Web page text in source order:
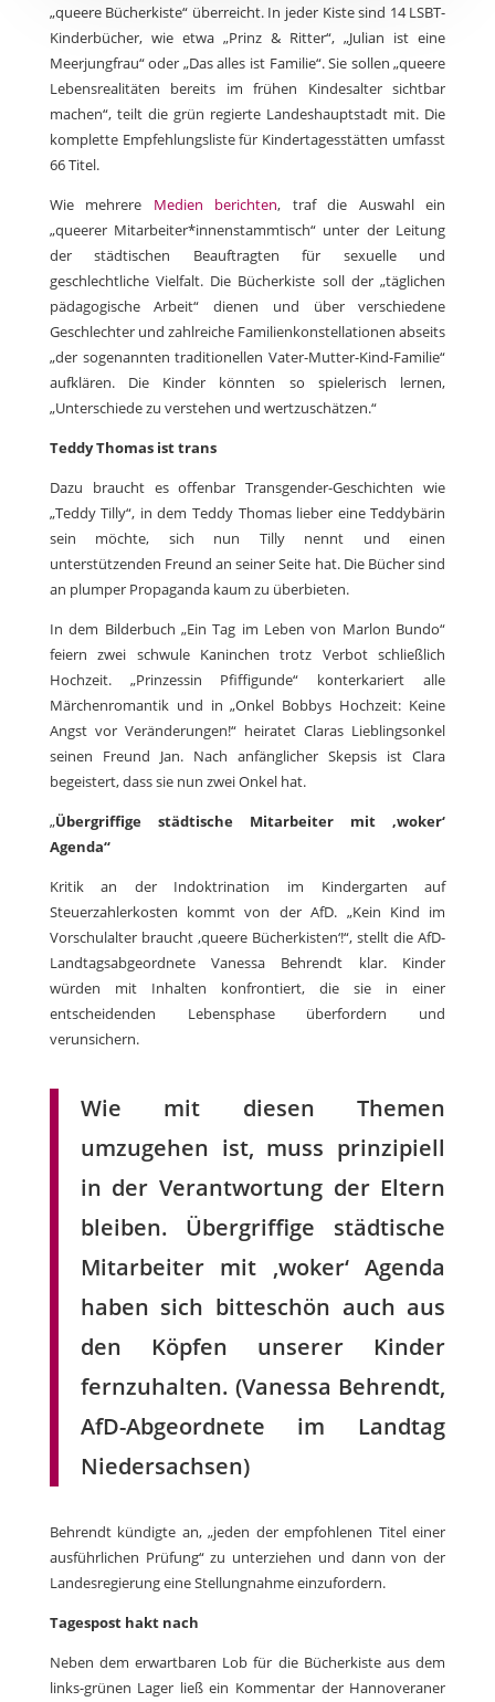
„queere Bücherkiste“ überreicht. In jeder Kiste sind 14 LSBT-
Kinderbücher, wie etwa „Prinz & Ritter“, „Julian ist eine
Meerjungfrau“ oder „Das alles ist Familie“. Sie sollen „queere
Lebensrealitäten bereits im frühen Kindesalter sichtbar
machen“, teilt die grün regierte Landeshauptstadt mit. Die
komplette Empfehlungsliste für Kindertagesstätten umfasst
66 Titel.
Wie mehrere Medien berichten, traf die Auswahl ein
„queerer Mitarbeiter*innenstammtisch“ unter der Leitung
der städtischen Beauftragten für sexuelle und
geschlechtliche Vielfalt. Die Bücherkiste soll der „täglichen
pädagogische Arbeit“ dienen und über verschiedene
Geschlechter und zahlreiche Familienkonstellationen abseits
„der sogenannten traditionellen Vater-Mutter-Kind-Familie“
aufklären. Die Kinder könnten so spielerisch lernen,
„Unterschiede zu verstehen und wertzuschätzen.“
Teddy Thomas ist trans
Dazu braucht es offenbar Transgender-Geschichten wie
„Teddy Tilly“, in dem Teddy Thomas lieber eine Teddybärin
sein möchte, sich nun Tilly nennt und einen
unterstützenden Freund an seiner Seite hat. Die Bücher sind
an plumper Propaganda kaum zu überbieten.
In dem Bilderbuch „Ein Tag im Leben von Marlon Bundo“
feiern zwei schwule Kaninchen trotz Verbot schließlich
Hochzeit. „Prinzessin Pfiffigunde“ konterkariert alle
Märchenromantik und in „Onkel Bobbys Hochzeit: Keine
Angst vor Veränderungen!“ heiratet Claras Lieblingsonkel
seinen Freund Jan. Nach anfänglicher Skepsis ist Clara
begeistert, dass sie nun zwei Onkel hat.
„Übergriffige städtische Mitarbeiter mit ‚woker‘
Agenda“
Kritik an der Indoktrination im Kindergarten auf
Steuerzahlerkosten kommt von der AfD. „Kein Kind im
Vorschulalter braucht ‚queere Bücherkisten‘!“, stellt die AfD-
Landtagsabgeordnete Vanessa Behrendt klar. Kinder
würden mit Inhalten konfrontiert, die sie in einer
entscheidenden Lebensphase überfordern und
verunsichern.
Wie mit diesen Themen
umzugehen ist, muss prinzipiell
in der Verantwortung der Eltern
bleiben. Übergriffige städtische
Mitarbeiter mit ‚woker‘ Agenda
haben sich bitteschön auch aus
den Köpfen unserer Kinder
fernzuhalten. (Vanessa Behrendt,
AfD-Abgeordnete im Landtag
Niedersachsen)
Behrendt kündigte an, „jeden der empfohlenen Titel einer
ausführlichen Prüfung“ zu unterziehen und dann von der
Landesregierung eine Stellungnahme einzufordern.
Tagespost hakt nach
Neben dem erwartbaren Lob für die Bücherkiste aus dem
links-grünen Lager ließ ein Kommentar der Hannoveraner